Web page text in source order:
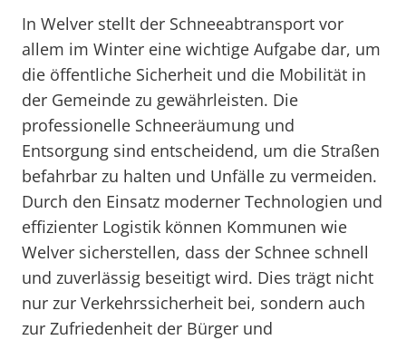
In Welver stellt der Schneeabtransport vor
allem im Winter eine wichtige Aufgabe dar, um
die öffentliche Sicherheit und die Mobilität in
der Gemeinde zu gewährleisten. Die
professionelle Schneeräumung und
Entsorgung sind entscheidend, um die Straßen
befahrbar zu halten und Unfälle zu vermeiden.
Durch den Einsatz moderner Technologien und
effizienter Logistik können Kommunen wie
Welver sicherstellen, dass der Schnee schnell
und zuverlässig beseitigt wird. Dies trägt nicht
nur zur Verkehrssicherheit bei, sondern auch
zur Zufriedenheit der Bürger und